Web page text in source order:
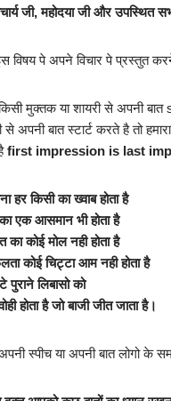
जी, महोदया जी और उपस्थित
पे अपने विचार पे प्रस्तुत
मुक्तक या शायरी से अपनी
से अपनी बात स्टार्ट करते है तो
first impression is last
हर किसी का ख्वाब होता है
एक आसमान भी होता है
का कोई मोल नही होता है
कोई चिट्टा आम नही होता है
लिबासो को
होता है जो बाजी जीत जाता है।
स्पीच या अपनी बात लोगो के